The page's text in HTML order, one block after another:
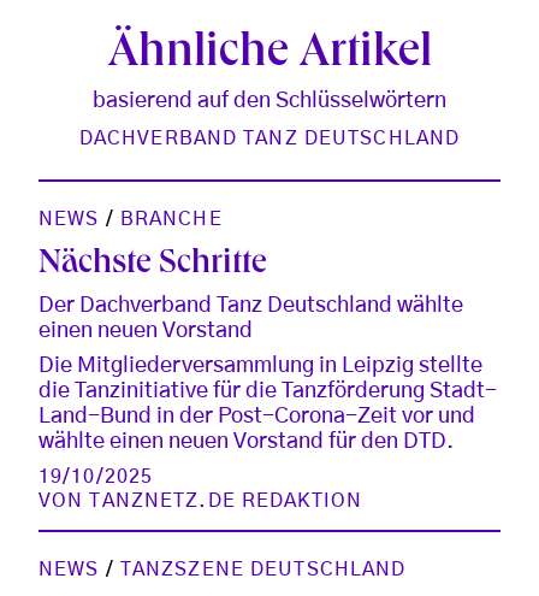
Ähnliche Artikel
basierend auf den Schlüsselwörtern
DACHVERBAND TANZ DEUTSCHLAND
NEWS / BRANCHE
Nächste Schritte
Der Dachverband Tanz Deutschland wählte
einen neuen Vorstand
Die Mitgliederversammlung in Leipzig stellte
die Tanzinitiative für die Tanzförderung Stadt-
Land-Bund in der Post-Corona-Zeit vor und
wählte einen neuen Vorstand für den DTD.
19/10/2025
VON
TANZNETZ.DE REDAKTION
NEWS / TANZSZENE DEUTSCHLAND